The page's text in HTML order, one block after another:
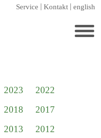
Service Kontakt english
2023
2022
2018
2017
2013
2012